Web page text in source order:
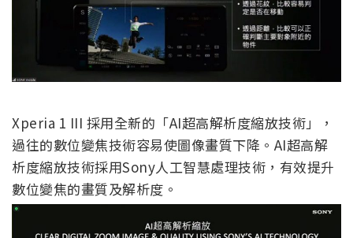
Xperia 1 III 採用全新的「AI超高解析度縮放技術」，
過往的數位變焦技術容易使圖像畫質下降。AI超高解
析度縮放技術採用Sony人工智慧處理技術，有效提升
數位變焦的畫質及解析度。